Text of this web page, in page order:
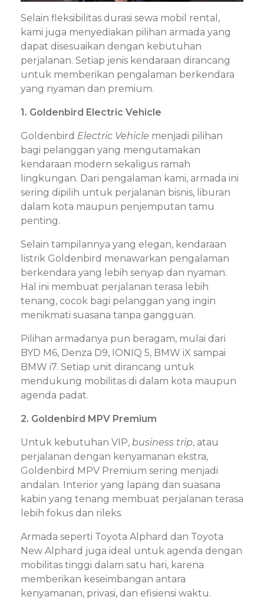
Selain fleksibilitas durasi sewa mobil rental,
kami juga menyediakan pilihan armada yang
dapat disesuaikan dengan kebutuhan
perjalanan. Setiap jenis kendaraan dirancang
untuk memberikan pengalaman berkendara
yang nyaman dan premium.
1. Goldenbird Electric Vehicle
Goldenbird Electric Vehicle menjadi pilihan
bagi pelanggan yang mengutamakan
kendaraan modern sekaligus ramah
lingkungan. Dari pengalaman kami, armada ini
sering dipilih untuk perjalanan bisnis, liburan
dalam kota maupun penjemputan tamu
penting.
Selain tampilannya yang elegan, kendaraan
listrik Goldenbird menawarkan pengalaman
berkendara yang lebih senyap dan nyaman.
Hal ini membuat perjalanan terasa lebih
tenang, cocok bagi pelanggan yang ingin
menikmati suasana tanpa gangguan.
Pilihan armadanya pun beragam, mulai dari
BYD M6, Denza D9, IONIQ 5, BMW iX sampai
BMW i7. Setiap unit dirancang untuk
mendukung mobilitas di dalam kota maupun
agenda padat.
2. Goldenbird MPV Premium
Untuk kebutuhan VIP, business trip, atau
perjalanan dengan kenyamanan ekstra,
Goldenbird MPV Premium sering menjadi
andalan. Interior yang lapang dan suasana
kabin yang tenang membuat perjalanan terasa
lebih fokus dan rileks.
Armada seperti Toyota Alphard dan Toyota
New Alphard juga ideal untuk agenda dengan
mobilitas tinggi dalam satu hari, karena
memberikan keseimbangan antara
kenyamanan, privasi, dan efisiensi waktu.